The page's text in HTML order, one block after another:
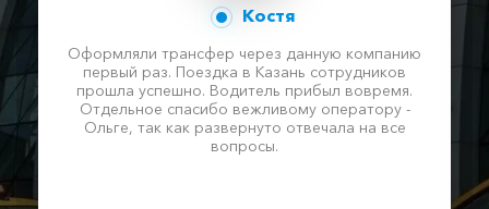
Костя
Оформляли трансфер через данную компанию
первый раз. Поездка в Казань сотрудников
прошла успешно. Водитель прибыл вовремя.
Отдельное спасибо вежливому оператору -
Ольге, так как развернуто отвечала на все
вопросы.